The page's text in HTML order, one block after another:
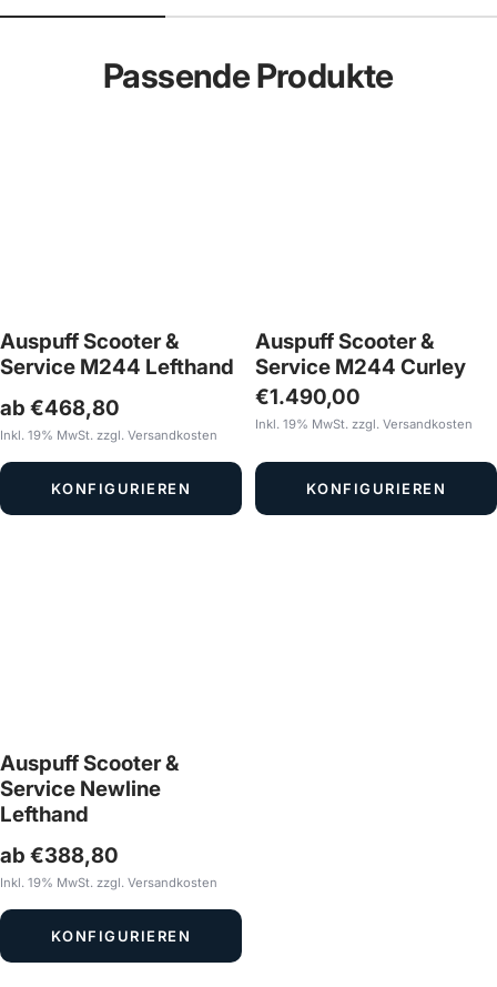
Passende Produkte
Auspuff Scooter &
Service M244 Lefthand
ab €468,80
Inkl. 19% MwSt. zzgl. Versandkosten
KONFIGURIEREN
Auspuff Scooter &
Service M244 Curley
Angebotspreis
€1.490,00
Inkl. 19% MwSt. zzgl. Versandkosten
KONFIGURIEREN
Auspuff Scooter &
Service Newline
Lefthand
ab €388,80
Inkl. 19% MwSt. zzgl. Versandkosten
KONFIGURIEREN